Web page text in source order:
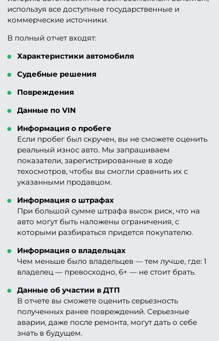
используя все доступные государственные и
коммерческие источники.
В полный отчет входят:
Характеристики автомобиля
Судебные решения
Повреждения
Данные по VIN
Информация о пробеге
Если пробег был скручен, вы не сможете оценить
реальный износ авто. Мы запрашиваем
показатели, зарегистрированные в ходе
техосмотров, чтобы вы смогли сравнить их с
указанными продавцом.
Информация о штрафах
При большой сумме штрафа высок риск, что на
авто могут быть наложены ограничения, с
которыми разбираться придется покупателю.
Информация о владельцах
Чем меньше было владельцев — тем лучше, где: 1
владелец — превосходно, 6+ — не стоит брать.
Данные об участии в ДТП
В отчете вы сможете оценить серьезность
полученных ранее повреждений. Серьезные
аварии, даже после ремонта, могут дать о себе
знать в будущем.